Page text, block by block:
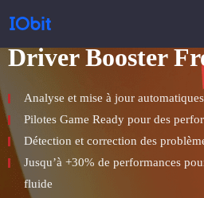
Boutique
Driver Booster
Analyse et mise à jour
Pilotes Game Ready pour des
Détection et correction des
Jusqu’à +30% de performances
fluide